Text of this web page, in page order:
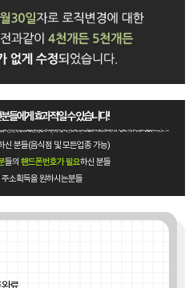
들에게 효과적일 수 있습니다!
신 분들(음식점 및 모든업종 가능)
들의 핸드폰번호가 필요하신 분들
소획득을 원하시는분들